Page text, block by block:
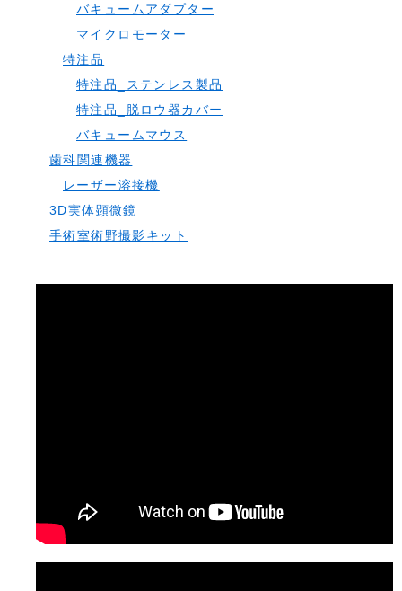
バキュームアダプター
マイクロモーター
特注品
特注品_ステンレス製品
特注品_脱ロウ器カバー
バキュームマウス
歯科関連機器
レーザー溶接機
3D実体顕微鏡
手術室術野撮影キット